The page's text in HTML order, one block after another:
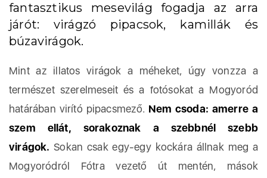
fantasztikus mesevilág fogadja az arra
járót: virágzó pipacsok, kamillák és
búzavirágok.
Mint az illatos virágok a méheket, úgy vonzza a
természet szerelmeseit és a fotósokat a Mogyoród
határában virító pipacsmező. Nem csoda: amerre a
szem ellát, sorakoznak a szebbnél szebb
virágok.Sokan csak egy-egy kockára állnak meg a
Mogyoródról Fótra vezető út mentén, mások